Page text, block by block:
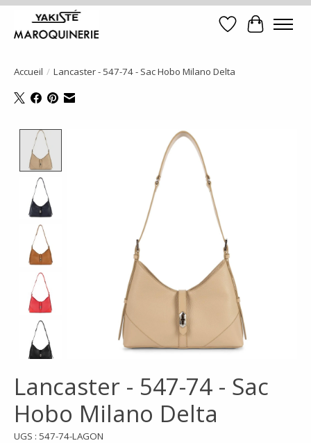
Liste dePanier
Accueil / Lancaster - 547-74 - Sac Hobo Milano Delta
Product image slideshow Items
Lancaster - 547-74 - Sac
Hobo Milano Delta
UGS : 547-74-LAGON